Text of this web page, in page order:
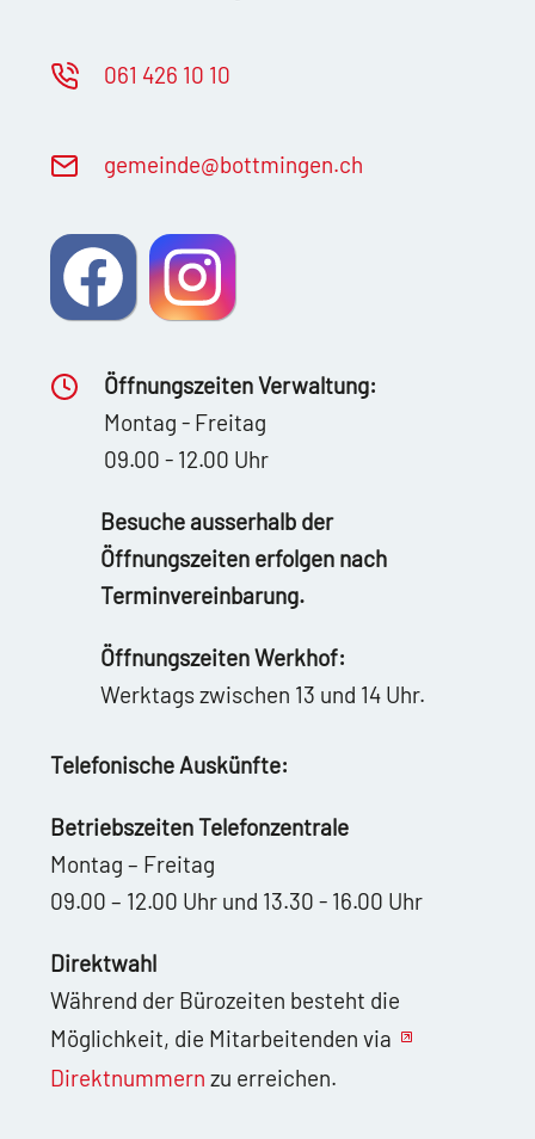
061 426 10 10
g m nd b ttm ng n ch
Öffnungszeiten Verwaltung:
Montag - Freitag
09.00 - 12.00 Uhr
Besuche ausserhalb der
Öffnungszeiten erfolgen nach
Terminvereinbarung.
Öffnungszeiten Werkhof:
Werktags zwischen 13 und 14 Uhr.
Telefonische Auskünfte:
Betriebszeiten Telefonzentrale
Montag – Freitag
09.00 – 12.00 Uhr und 13.30 - 16.00 Uhr
Direktwahl
Während der Bürozeiten besteht die
Möglichkeit, die Mitarbeitenden via
Direktnummern zu erreichen.